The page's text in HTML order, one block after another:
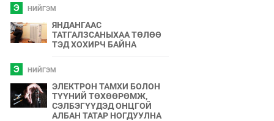
Э НИЙГЭМ
ЯНДАНГААС
ТАТГАЛЗСАНЫХАА ТӨЛӨӨ
ТЭД ХОХИРЧ БАЙНА
Э НИЙГЭМ
ЭЛЕКТРОН ТАМХИ БОЛОН
ТҮҮНИЙ ТӨХӨӨРӨМЖ,
СЭЛБЭГҮҮДЭД ОНЦГОЙ
АЛБАН ТАТАР НОГДУУЛНА